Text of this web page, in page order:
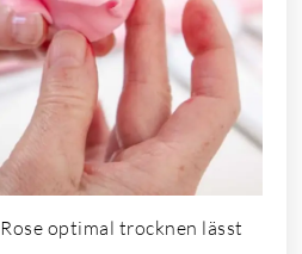
optimal trocknen lässt